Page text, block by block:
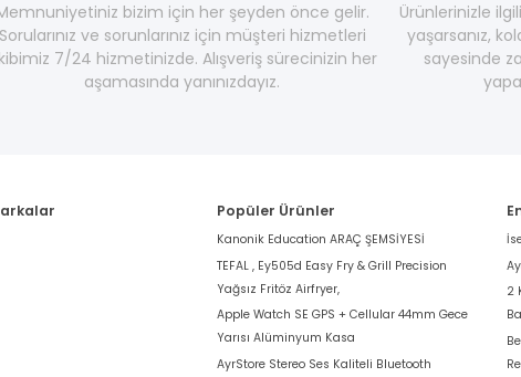
bizim için her şeyden önce gelir.
Sorularınız ve sorunlarınız için müşteri hizmetleri
7/24 hizmetinizde. Alışveriş sürecinizin her
aşamasında yanınızdayız.
Ürünlerinizle
yaşarsanız,
sayesinde
Popüler Ürünler
Kanonik Education ARAÇ ŞEMSİYESİ
TEFAL , Ey505d Easy Fry & Grill Precision
Yağsız Fritöz Airfryer,
Apple Watch SE GPS + Cellular 44mm Gece
Yarısı Alüminyum Kasa
AyrStore Stereo Ses Kaliteli Bluetooth
2